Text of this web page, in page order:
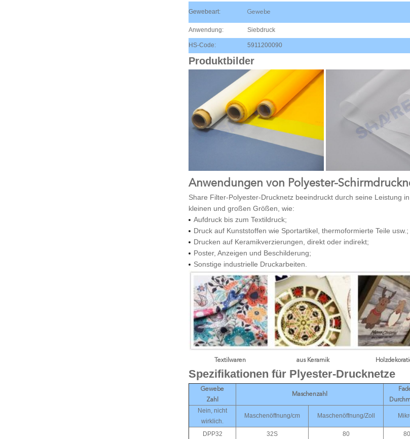
Gewebeart: Gewebe
Anwendung: Siebdruck
HS-Code: 5911200090
Produktbilder
Anwendungen von Polyester-
Share Filter-Polyester-Drucknetz beeindruckt durch seine Leistung
kleinen und großen Größen, wie:
Aufdruck bis zum Textildruck;
Druck auf Kunststoffen wie Sportartikel, thermoformierte Teile usw.;
Drucken auf Keramikverzierungen, direkt oder indirekt;
Poster, Anzeigen und Beschilderung;
Sonstige industrielle Druckarbeiten.
Textilwaren aus Keramik
Spezifikationen für Plyester-Drucknetze
Gewebe
Zahl
Maschenzahl
Nein, nicht
wirklich.
Maschenöffnung/cm Maschenöffnung/Zoll
DPP32 32S 80 80